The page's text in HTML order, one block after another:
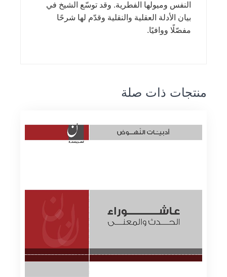
النفس وميولها الفطرية. وقد توسّع الشيخ في
بيان الأدلة العقلية والنقلية وقدّم لها شرحًا
مفصّلًا ووافيًا.
منتجات ذات صلة